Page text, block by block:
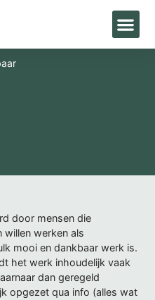
door mensen die
willen werken als
mooi en dankbaar werk is.
het werk inhoudelijk vaak
dan geregeld
opgezet qua info (alles wat